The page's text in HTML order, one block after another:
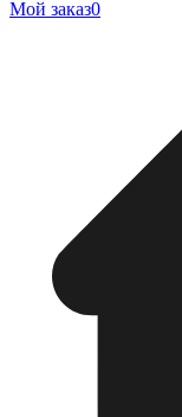
Мой заказ0